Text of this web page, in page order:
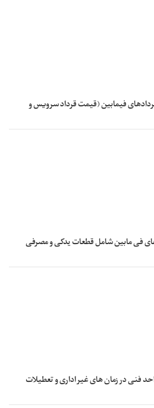
فیمابین (قیمت قرداد سرویس و
فی مابین شامل قطعات یدکی و مصرفی
فنی در زمان های غیر اداری و تعطیلات